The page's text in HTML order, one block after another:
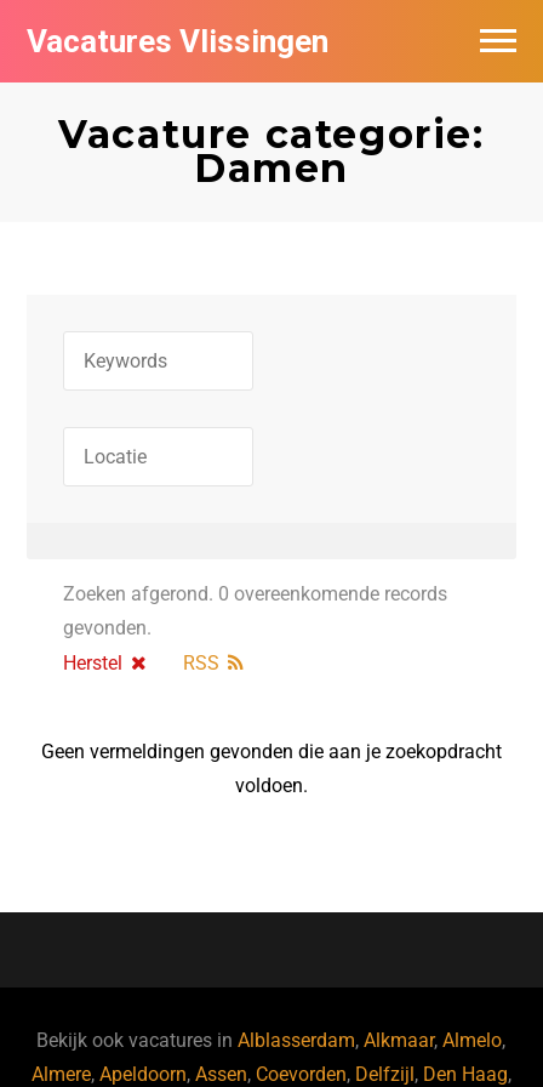
Vacatures Vlissingen
Vacature categorie:
Damen
Zoeken afgerond. 0 overeenkomende records
gevonden.
Herstel
RSS
Geen vermeldingen gevonden die aan je zoekopdracht
voldoen.
Bekijk ook vacatures inAlblasserdam,Alkmaar,Almelo,
Almere, Apeldoorn, Assen, Coevorden, Delfzijl , Den Haag,